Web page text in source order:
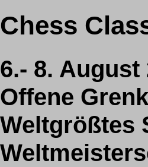
Chess
6.- 8.
Offene
Weltgrößtes